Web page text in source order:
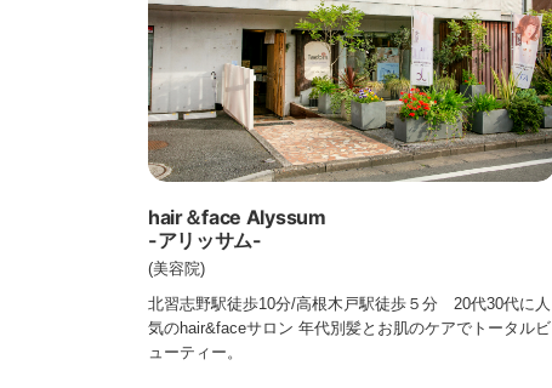
hair＆face Alyssum
-アリッサム-
(美容院)
北習志野駅徒歩10分/高根木戸駅徒歩５分 20代30代に人
気のhair&faceサロン 年代別髪とお肌のケアでトータルビ
ューティー。